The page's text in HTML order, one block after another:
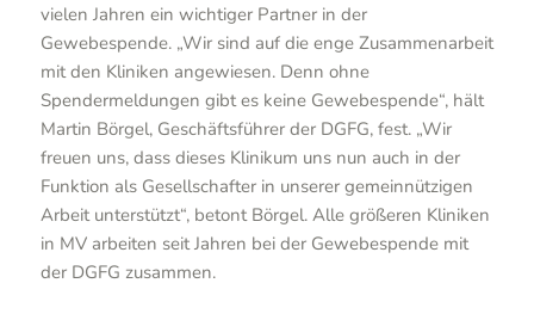
vielen Jahren ein wichtiger Partner in der
Gewebespende. „Wir sind auf die enge Zusammenarbeit
mit den Kliniken angewiesen. Denn ohne
Spendermeldungen gibt es keine Gewebespende“, hält
Martin Börgel, Geschäftsführer der DGFG, fest. „Wir
freuen uns, dass dieses Klinikum uns nun auch in der
Funktion als Gesellschafter in unserer gemeinnützigen
Arbeit unterstützt“, betont Börgel. Alle größeren Kliniken
in MV arbeiten seit Jahren bei der Gewebespende mit
der DGFG zusammen.